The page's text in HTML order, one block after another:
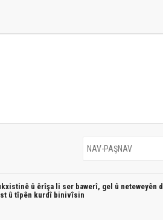
û êrîşa li ser bawerî, gel û neteweyên
û tîpên kurdî binivîsin